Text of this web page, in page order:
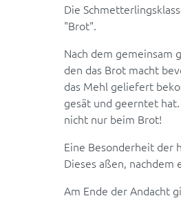
Die
"Brot".
Nach dem gemeinsam
den das Brot macht
das Mehl geliefert
gesät und geerntet
nicht nur beim Brot!
Eine Besonderheit der
Dieses aßen,
Am Ende der Andacht